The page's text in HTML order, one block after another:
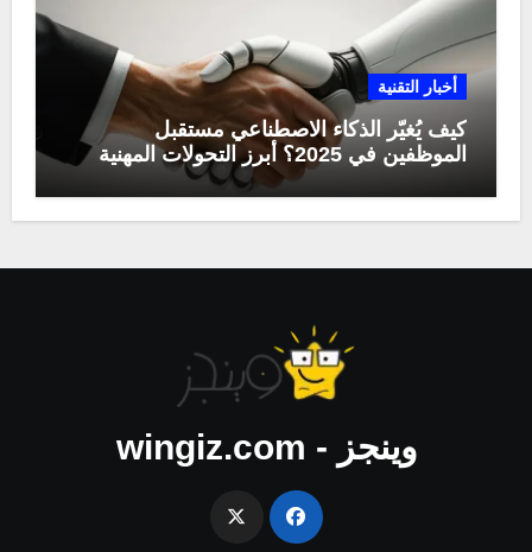
أخبار التقنية
كيف يُغيّر الذكاء الاصطناعي مستقبل
الموظفين في 2025؟ أبرز التحولات المهنية
وينجز - wingiz.com